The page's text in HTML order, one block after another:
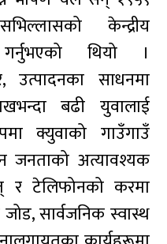
केन्द्रीय
गर्नुभएको थियो ।
उत्पादनका साधनमा
बढी युवालाई
क्युवाको गाउँगाउँ
जनताको अत्यावश्यक
र टेलिफोनको करमा
जोड, सार्वजनिक स्वास्थ